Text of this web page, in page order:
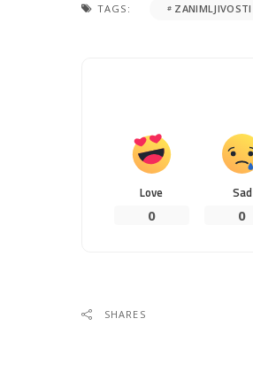
TAGS: ZANIMLJIVOSTI
Love
0
Sad
0
SHARES